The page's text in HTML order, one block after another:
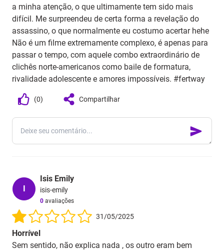
a minha atenção, o que ultimamente tem sido mais
difícil. Me surpreendeu de certa forma a revelação do
assassino, o que normalmente eu costumo acertar hehe
Não é um filme extremamente complexo, é apenas para
passar o tempo, com aquele combo extraordinário de
clichês norte-americanos como baile de formatura,
rivalidade adolescente e amores impossíveis. #fertway
(0) Compartilhar
I
Isis Emily
isis-emily
0 avaliações
31/05/2025
Horrível
Sem sentido, não explica nada , os outro eram bem